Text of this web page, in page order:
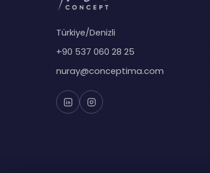
Türkiye/Denizli
+90 537 060 28 25
nuray@conceptima.com